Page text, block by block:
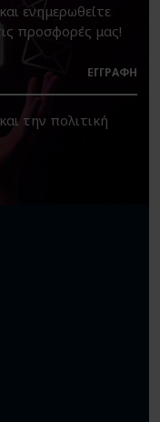
ενημερωθείτε
προσφορές μας!
ΕΓΓΡΑΦΉ
και την πολιτική